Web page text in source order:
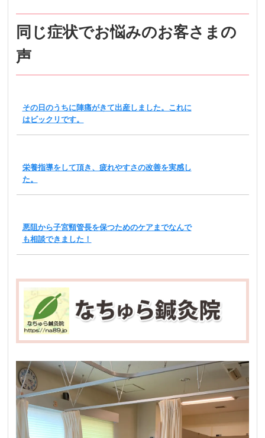
同じ症状でお悩みのお客さまの
声
その日のうちに陣痛がきて出産しました。これに
はビックリです。
栄養指導をして頂き、疲れやすさの改善を実感し
た。
悪阻から子宮頸管長を保つためのケアまでなんで
も相談できました！